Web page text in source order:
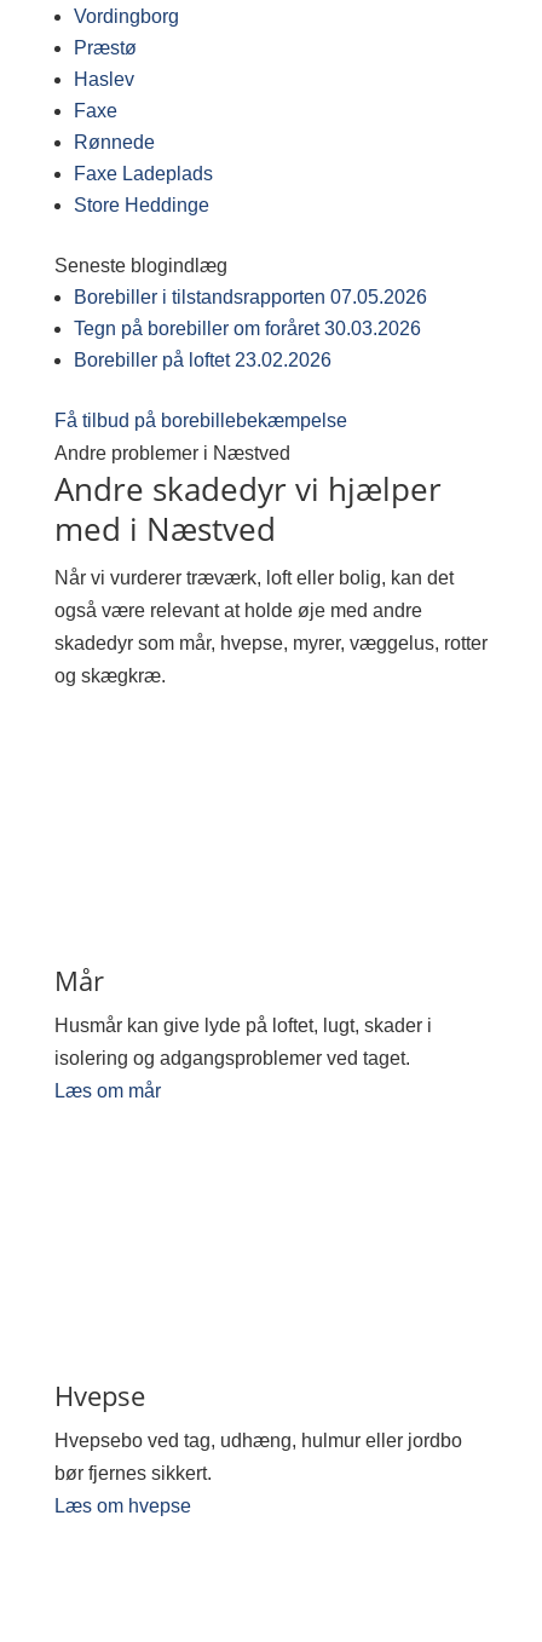
Vordingborg
Præstø
Haslev
Faxe
Rønnede
Faxe Ladeplads
Store Heddinge
Seneste blogindlæg
Borebiller i tilstandsrapporten 07.05.2026
Tegn på borebiller om foråret 30.03.2026
Borebiller på loftet 23.02.2026
Få tilbud på borebillebekæmpelse
Andre problemer i Næstved
Andre skadedyr vi hjælper
med i Næstved
Når vi vurderer træværk, loft eller bolig, kan det
også være relevant at holde øje med andre
skadedyr som mår, hvepse, myrer, væggelus, rotter
og skægkræ.
Mår
Husmår kan give lyde på loftet, lugt, skader i
isolering og adgangsproblemer ved taget.
Læs om mår
Hvepse
Hvepsebo ved tag, udhæng, hulmur eller jordbo
bør fjernes sikkert.
Læs om hvepse